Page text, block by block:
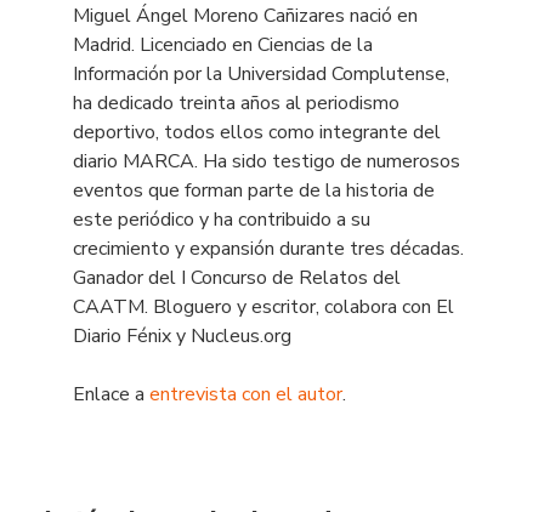
Miguel Ángel Moreno Cañizares nació en
Madrid. Licenciado en Ciencias de la
Información por la Universidad Complutense,
ha dedicado treinta años al periodismo
deportivo, todos ellos como integrante del
diario MARCA. Ha sido testigo de numerosos
eventos que forman parte de la historia de
este periódico y ha contribuido a su
crecimiento y expansión durante tres décadas.
Ganador del I Concurso de Relatos del
CAATM. Bloguero y escritor, colabora con El
Diario Fénix y Nucleus.org
Enlace a entrevista con el autor.